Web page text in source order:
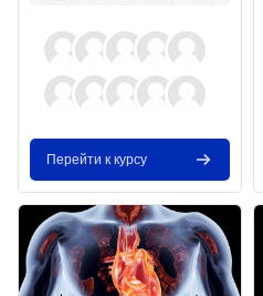
Перейти к курсу
Изображение курса" Normal